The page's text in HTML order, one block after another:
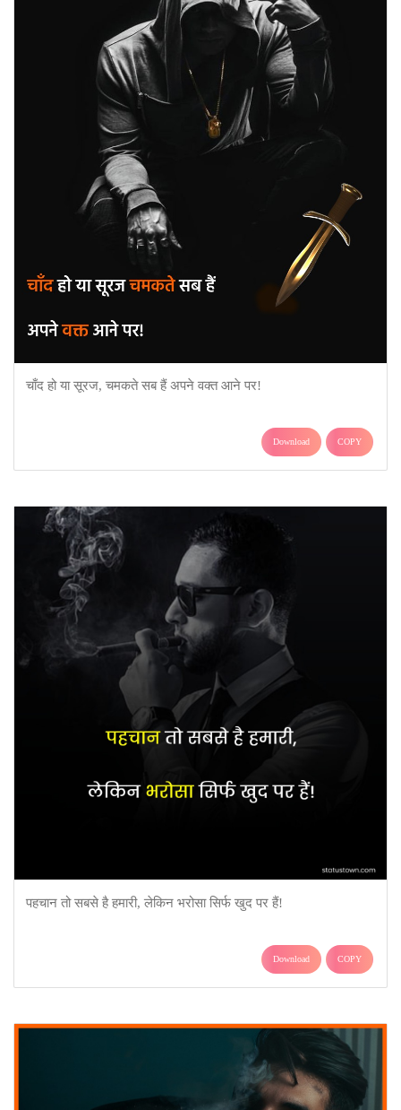
चाँद हो या सूरज, चमकते सब हैं अपने वक्त आने पर!
Download COPY
पहचान तो सबसे है हमारी, लेकिन भरोसा सिर्फ खुद पर हैं!
Download COPY